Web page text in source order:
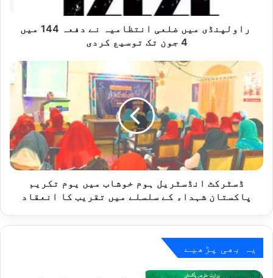
کردی
راولپنڈی میں ضلعی انتظامیہ نے دفعہ 144 میں
4 جون تک توسیع کردی
ڈسٹرکٹ
انڈسٹریل
ہوم
خوشاب
میں
یوم
تکریم
پاکستان
شہداء
سلسلے
ڈسٹرکٹ انڈسٹریل ہوم خوشاب میں یوم تکریم
پاکستان شہداء کے سلسلے میں تقریب کا انعقاد
یہ بھی پڑھیے